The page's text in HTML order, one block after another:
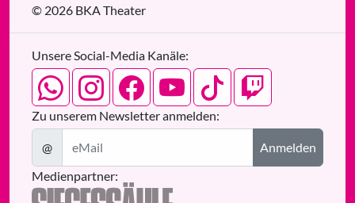
© 2026 BKA Theater
Unsere Social-Media Kanäle:
Zu unserem Newsletter anmelden:
@
Anmelden
Medienpartner: